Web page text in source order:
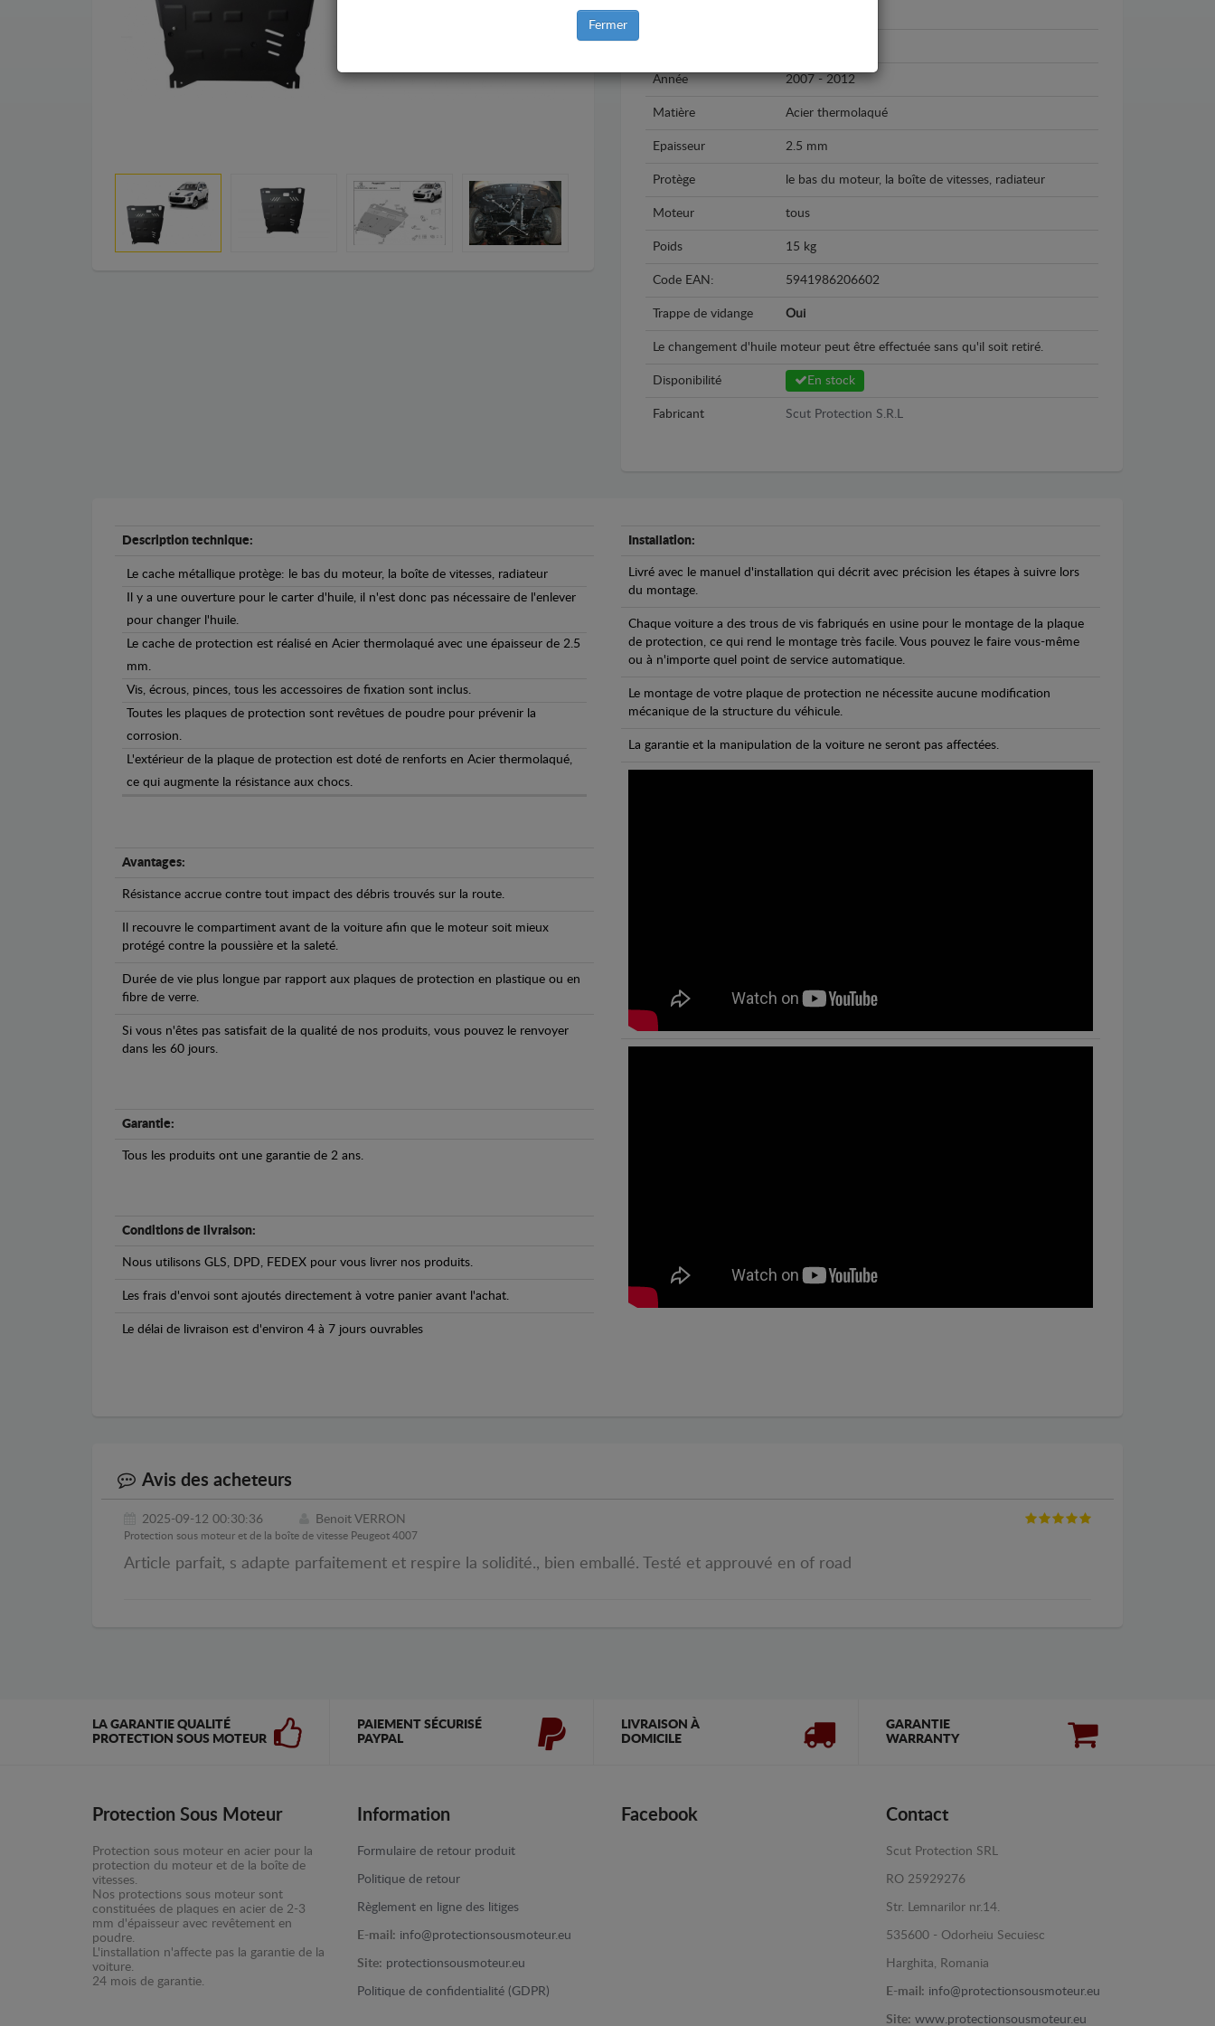
Année 2007 - 2012
Matière Acier thermolaqué
Epaisseur 2.5 mm
Protège le bas du moteur, la boîte de vitesses, radiateur
Moteur tous
Poids 15 kg
Code EAN: 5941986206602
Trappe de vidange Oui
Le changement d'huile moteur peut être effectuée sans qu'il soit retiré.
Disponibilité En stock
Fabricant Scut Protection S.R.L
Description technique:
Le cache métallique protège: le bas du moteur, la boîte de vitesses, radiateur
Il y a une ouverture pour le carter d'huile, il n'est donc pas nécessaire de l'enlever
pour changer l'huile.
Le cache de protection est réalisé en Acier thermolaqué avec une épaisseur de 2.5
mm.
Vis, écrous, pinces, tous les accessoires de fixation sont inclus.
Toutes les plaques de protection sont revêtues de poudre pour prévenir la
corrosion.
L'extérieur de la plaque de protection est doté de renforts en Acier thermolaqué,
ce qui augmente la résistance aux chocs.
Avantages:
Résistance accrue contre tout impact des débris trouvés sur la route.
Il recouvre le compartiment avant de la voiture afin que le moteur soit mieux
protégé contre la poussière et la saleté.
Durée de vie plus longue par rapport aux plaques de protection en plastique ou en
fibre de verre.
Si vous n'êtes pas satisfait de la qualité de nos produits, vous pouvez le renvoyer
dans les 60 jours.
Garantie:
Tous les produits ont une garantie de 2 ans.
Conditions de livraison:
Nous utilisons GLS, DPD, FEDEX pour vous livrer nos produits.
Les frais d'envoi sont ajoutés directement à votre panier avant l'achat.
Le délai de livraison est d'environ 4 à 7 jours ouvrables
Installation:
Livré avec le manuel d'installation qui décrit avec précision les étapes à suivre lors
du montage.
Chaque voiture a des trous de vis fabriqués en usine pour le montage de la plaque
de protection, ce qui rend le montage très facile. Vous pouvez le faire vous-même
ou à n'importe quel point de service automatique.
Le montage de votre plaque de protection ne nécessite aucune modification
mécanique de la structure du véhicule.
La garantie et la manipulation de la voiture ne seront pas affectées.
Avis des acheteurs
2025-09-12 00:30:36 Benoit VERRON
Protection sous moteur et de la boîte de vitesse Peugeot 4007
Article parfait, s adapte parfaitement et respire la solidité., bien emballé. Testé et approuvé en of road
LA GARANTIE QUALITÉ
PROTECTION SOUS MOTEUR
PAIEMENT SÉCURISÉ
PAYPAL
LIVRAISON À
DOMICILE
GARANTIE
WARRANTY
Protection Sous Moteur
Protection sous moteur en acier pour la
protection du moteur et de la boîte de
vitesses.
Nos protections sous moteur sont
constituées de plaques en acier de 2-3
mm d'épaisseur avec revêtement en
poudre.
L'installation n'affecte pas la garantie de la
voiture.
24 mois de garantie.
Information
Formulaire de retour produit
Politique de retour
Règlement en ligne des litiges
E-mail: info@protectionsousmoteur.eu
Site: protectionsousmoteur.eu
Politique de confidentialité (GDPR)
Facebook Contact
Scut Protection SRL
RO 25929276
Str. Lemnarilor nr.14.
535600 - Odorheiu Secuiesc
Harghita, Romania
E-mail: info@protectionsousmoteur.eu
Site: www.protectionsousmoteur.eu
Fermer